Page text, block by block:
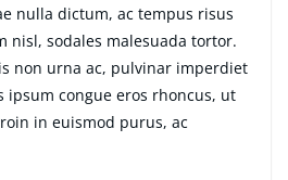
nulla dictum, ac tempus risus
nisl, sodales malesuada tortor.
non urna ac, pulvinar imperdiet
ipsum congue eros rhoncus, ut
in euismod purus, ac